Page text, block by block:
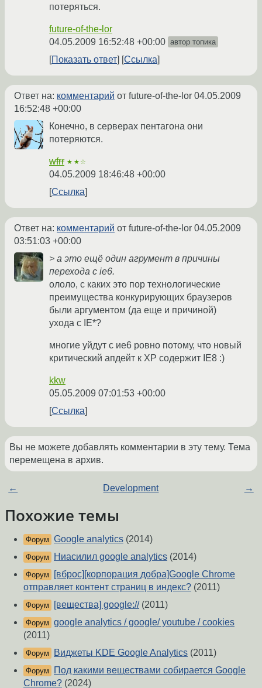
потеряться.
future-of-the-lor
04.05.2009 16:52:48 +00:00 автор топика
Показать ответ Ссылка
Ответ на: комментарий от future-of-the-lor 04.05.2009
16:52:48 +00:00
Конечно, в серверах пентагона они
потеряются.
wfrr ★★☆
04.05.2009 18:46:48 +00:00
Ссылка
Ответ на: комментарий от future-of-the-lor 04.05.2009
03:51:03 +00:00
> а это ещё один агрумент в причины
перехода с ie6.
ололо, с каких это пор технологические
преимущества конкурирующих браузеров
были аргументом (да еще и причиной)
ухода с IE*?
многие уйдут с ие6 ровно потому, что новый
критический апдейт к XP содержит IE8 :)
kkw
05.05.2009 07:01:53 +00:00
Ссылка
Вы не можете добавлять комментарии в эту тему. Тема
перемещена в архив.
← Development →
Похожие темы
Форум Google analytics (2014)
Форум Ниасилил google analytics (2014)
Форум
[вброс][корпорация добра]Google Chrome
отправляет контент страниц в индекс? (2011)
Форум [вещества] google://(2011)
Форум google analytics / google/ youtube / cookies
(2011)
Форум Виджеты KDE Google Analytics (2011)
Форум
Под какими веществами собирается Google
Chrome? (2024)